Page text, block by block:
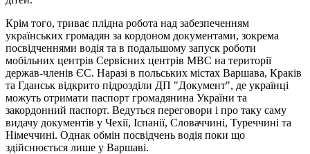
Крім того, триває плідна робота над забезпеченням
українських громадян за кордоном документами, зокрема
посвідченнями водія та в подальшому запуск роботи
мобільних центрів Сервісних центрів МВС на території
держав-членів ЄС. Наразі в польських містах Варшава, Краків
та Гданськ відкрито підрозділи ДП "Документ", де українці
можуть отримати паспорт громадянина України та
закордонний паспорт. Ведуться переговори і про таку саму
видачу документів у Чехії, Іспанії, Словаччині, Туреччині та
Німеччині. Однак обмін посвідчень водія поки що
здійснюється лише у Варшаві.